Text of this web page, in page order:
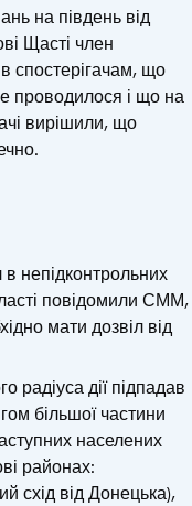
на південь від
Щасті член
спостерігачам, що
проводилося і що на
вирішили, що
в непідконтрольних
повідомили СММ,
мати дозвіл від
дії підпадав
більшої частини
населених
районах:
схід від Донецька),